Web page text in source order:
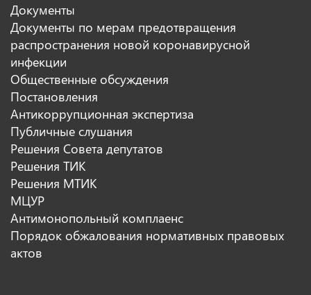
Документы
Документы по мерам предотвращения
распространения новой коронавирусной
инфекции
Общественные обсуждения
Постановления
Антикоррупционная экспертиза
Публичные слушания
Решения Совета депутатов
Решения ТИК
Решения МТИК
МЦУР
Антимонопольный комплаенс
Порядок обжалования нормативных правовых
актов